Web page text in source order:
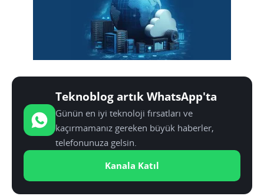
Teknoblog artık WhatsApp'ta
Günün en iyi teknoloji fırsatları ve
kaçırmamanız gereken büyük haberler,
telefonunuza gelsin.
Kanala Katıl